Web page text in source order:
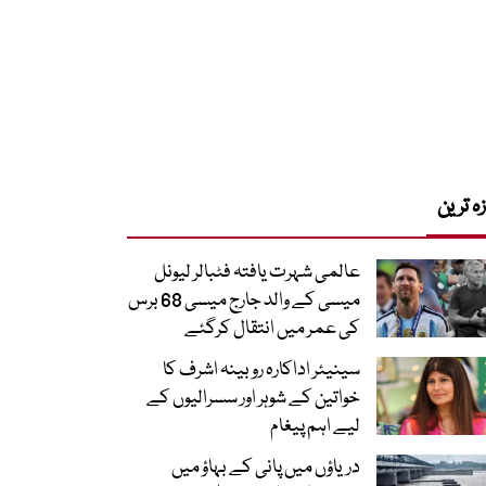
ترین
عالمی شہرت یافتہ فٹبالر لیونل
میسی کے والد جارج میسی 68 برس
کی عمر میں انتقال کرگئے
سینیئر اداکارہ روبینہ اشرف کا
خواتین کے شوہر اور سسرالیوں کے
لیے اہم پیغام
دریاؤں میں پانی کے بہاؤ میں